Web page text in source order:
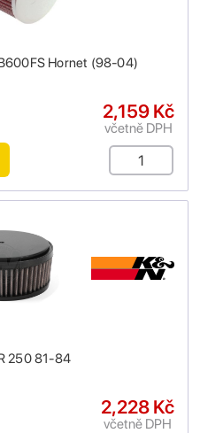
Hornet (98-04)
2,159 Kč
včetně DPH
250 81-84
2,228 Kč
včetně DPH